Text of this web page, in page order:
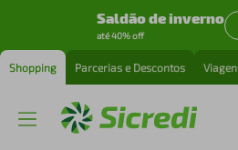
Saldão de inverno
até 40% off
Shopping Parcerias e Descontos